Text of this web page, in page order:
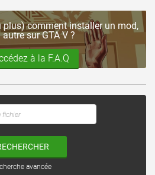
plus) comment installer un mod,
sur GTA V ?
à la F.A.Q
avancée